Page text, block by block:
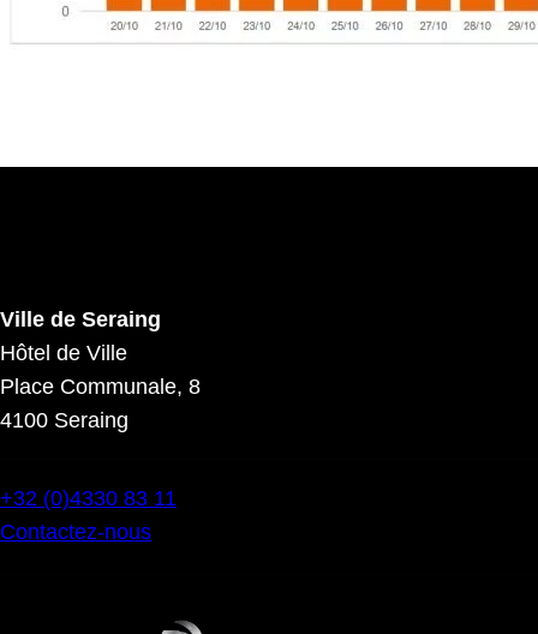
Ville de Seraing
Hôtel de Ville
Place Communale, 8
4100 Seraing
+32 (0)4330 83 11
Contactez-nous